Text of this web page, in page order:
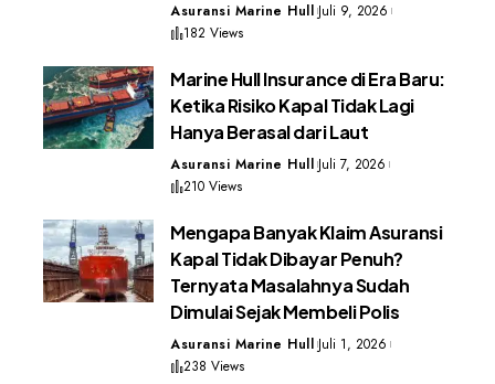
Asuransi Marine Hull Juli 9, 2026
182 Views
Marine Hull Insurance di Era Baru:
Ketika Risiko Kapal Tidak Lagi
Hanya Berasal dari Laut
Asuransi Marine Hull Juli 7, 2026
210 Views
Mengapa Banyak Klaim Asuransi
Kapal Tidak Dibayar Penuh?
Ternyata Masalahnya Sudah
Dimulai Sejak Membeli Polis
Asuransi Marine Hull Juli 1, 2026
238 Views